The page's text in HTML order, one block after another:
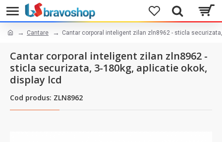
Cantare Cantar corporal inteligent zilan zln8962 - sticla
Cantar corporal inteligent zilan zln8962 -
sticla securizata, 3-180kg, aplicatie okok,
display lcd
Cod produs: ZLN8962